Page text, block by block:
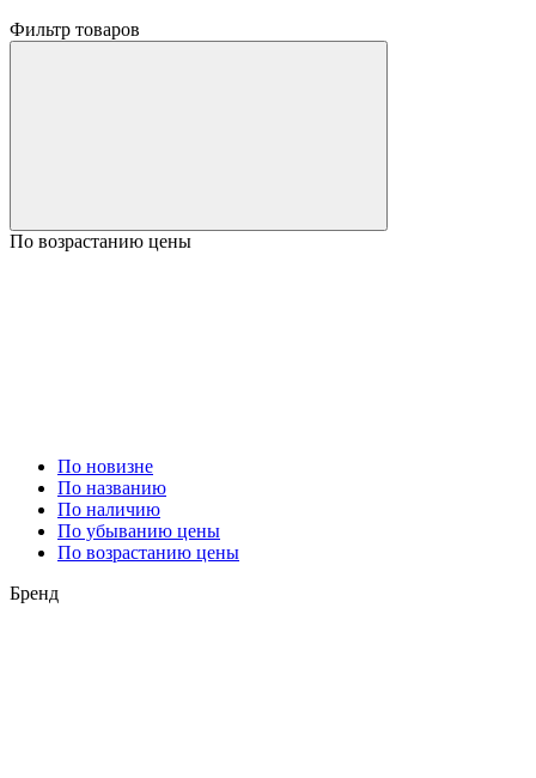
Фильтр товаров
По возрастанию цены
По новизне
По названию
По наличию
По убыванию цены
По возрастанию цены
Бренд